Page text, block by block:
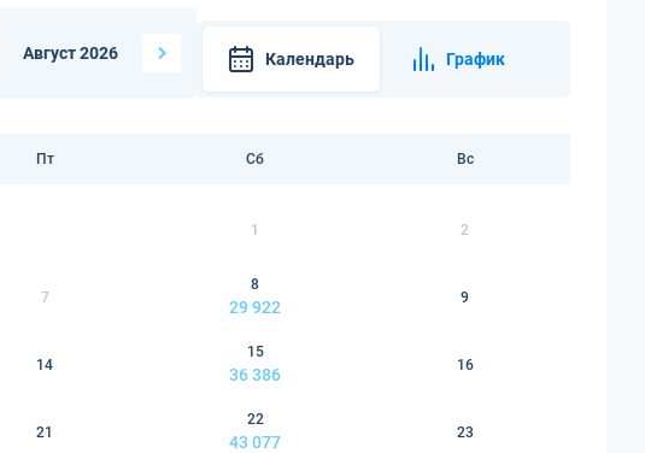
Август 2026 Календарь График
Пт Сб Вс
1 2
7
8
29 922
9
14
15
36 386
16
21
22
43 077
23